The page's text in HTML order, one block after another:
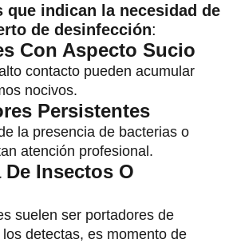
que indican la necesidad de
de desinfección:
Con Aspecto Sucio
contacto pueden acumular
nocivos.
Persistentes
la presencia de bacterias o
atención profesional.
De Insectos O
suelen ser portadores de
detectas, es momento de